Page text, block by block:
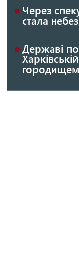
Через
стала
Державі
городищем